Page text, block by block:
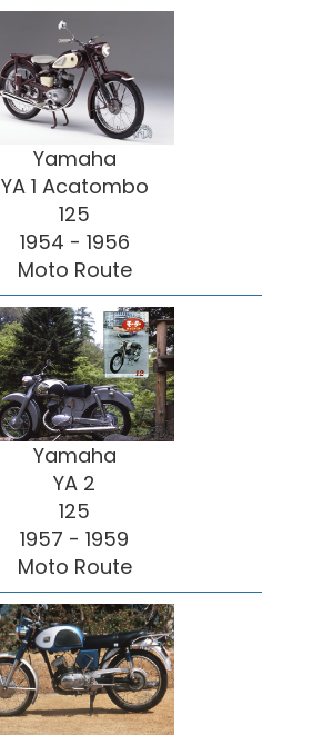
Yamaha
YA 1 Acatombo
125
1954 - 1956
Moto Route
Yamaha
YA 2
125
1957 - 1959
Moto Route